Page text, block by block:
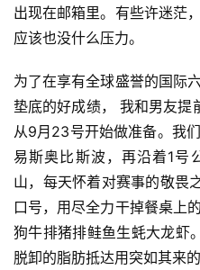
出现在邮箱里。有些许迷茫
应该也没什么压力。
为了在享有全球盛誉的国际
垫底的好成绩， 我和男友提
从9月23号开始做准备。我
易斯奥比斯波，再沿着1号
山，每天怀着对赛事的敬畏
口号，用尽全力干掉餐桌上
狗牛排猪排鲑鱼生蚝大龙虾
脱卸的脂肪抵达用突如其来